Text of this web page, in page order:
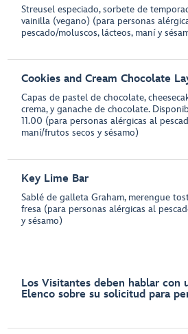
Streusel especiado, sorbete de
vainilla (vegano) (para personas
pescado/moluscos, lácteos, maní y
Cookies and Cream Chocolate
Capas de pastel de chocolate,
crema, y ganache de chocolate.
11.00 (para personas alérgicas al
maní/frutos secos y sésamo)
Key Lime Bar
Sablé de galleta Graham, merengue
fresa (para personas alérgicas al
y sésamo)
Los Visitantes deben hablar con
Elenco sobre su solicitud para